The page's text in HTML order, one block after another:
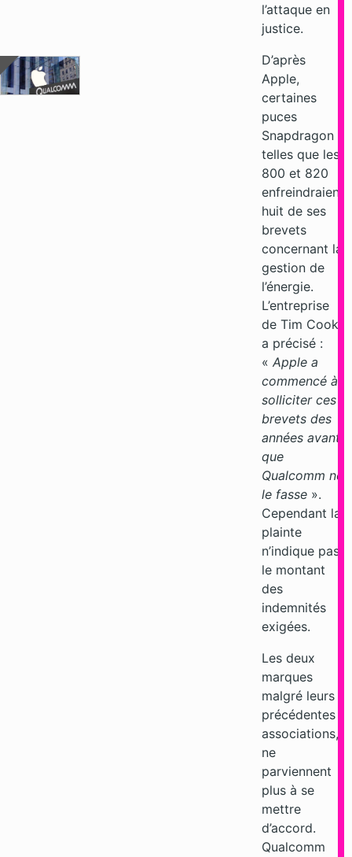
l’attaque en
justice.
D’après
Apple,
certaines
puces
Snapdragon
telles que les
800 et 820
enfreindraient
huit de ses
brevets
concernant la
gestion de
l’énergie.
L’entreprise
de Tim Cook
a précisé :
« Apple a
commencé à
solliciter ces
brevets des
années avant
que
Qualcomm ne
le fasse ».
Cependant la
plainte
n’indique pas
le montant
des
indemnités
exigées.
Les deux
marques
malgré leurs
précédentes
associations,
ne
parviennent
plus à se
mettre
d’accord.
Qualcomm